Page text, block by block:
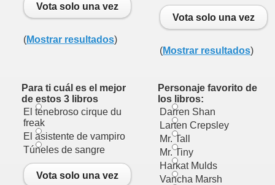
Vota solo una vez
(Mostrar resultados)
Vota solo una vez
(Mostrar resultados)
Para ti cuál es el mejor
de estos 3 libros
El tenebroso cirque du
freak
El asistente de vampiro
Túneles de sangre
Vota solo una vez
Personaje favorito de
los libros:
Darren Shan
Larten Crepsley
Mr. Tall
Mr. Tiny
Harkat Mulds
Vancha Marsh